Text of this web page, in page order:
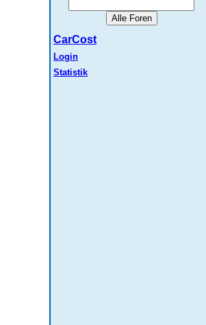
CarCost
Login
Statistik